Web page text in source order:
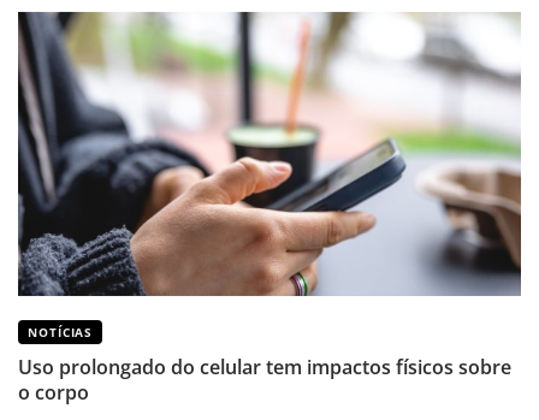
NOTÍCIAS
Uso prolongado do celular tem impactos físicos sobre
o corpo